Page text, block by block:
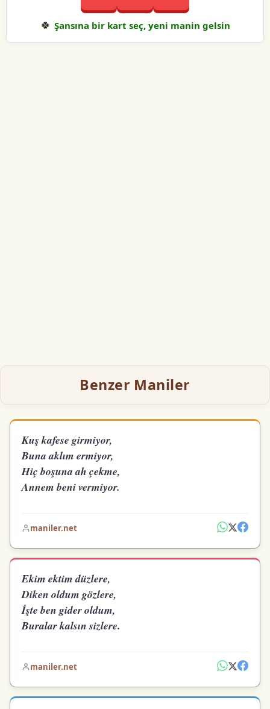
🍀 Şansına bir kart seç, yeni manin gelsin
Benzer Maniler
Kuş kafese girmiyor,
Buna aklım ermiyor,
Hiç boşuna ah çekme,
Annem beni vermiyor.
maniler.net
Ekim ektim düzlere,
Diken oldum gözlere,
İşte ben gider oldum,
Buralar kalsın sizlere.
maniler.net